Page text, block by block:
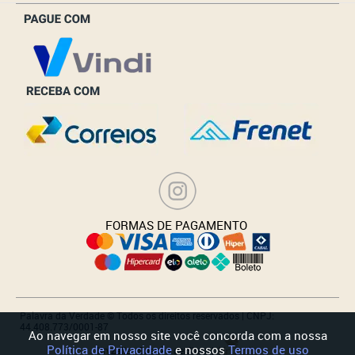
Ao navegar em nosso site você concorda com a nossa
Política de Privacidade e nossos Termos de uso
FORMAS DE PAGAMENTO
Palavra da Verdade © Todos os direitos reservados | CNPJ:
Kryzalis - Criação de Sites |